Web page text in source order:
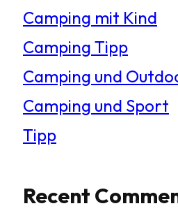
Camping mit Kind
Camping Tipp
Camping und
Camping und Sport
Tipp
Recent